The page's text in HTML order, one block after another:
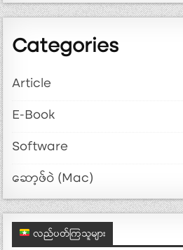
Categories
Article
E-Book
Software
ဆော့ဖ်ဝဲ (Mac)
လည်ပတ်ကြသူများ